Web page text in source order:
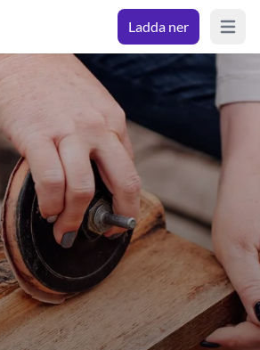
Ladda ner Open